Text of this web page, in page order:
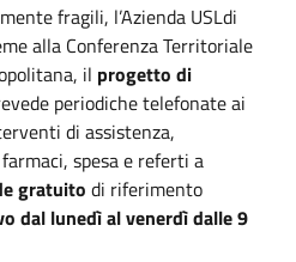
fragili, l’Azienda USLdi
alla Conferenza Territoriale
il progetto di
periodiche telefonate ai
di assistenza,
spesa e referti a
gratuito di riferimento
dal lunedì al venerdì dalle 9